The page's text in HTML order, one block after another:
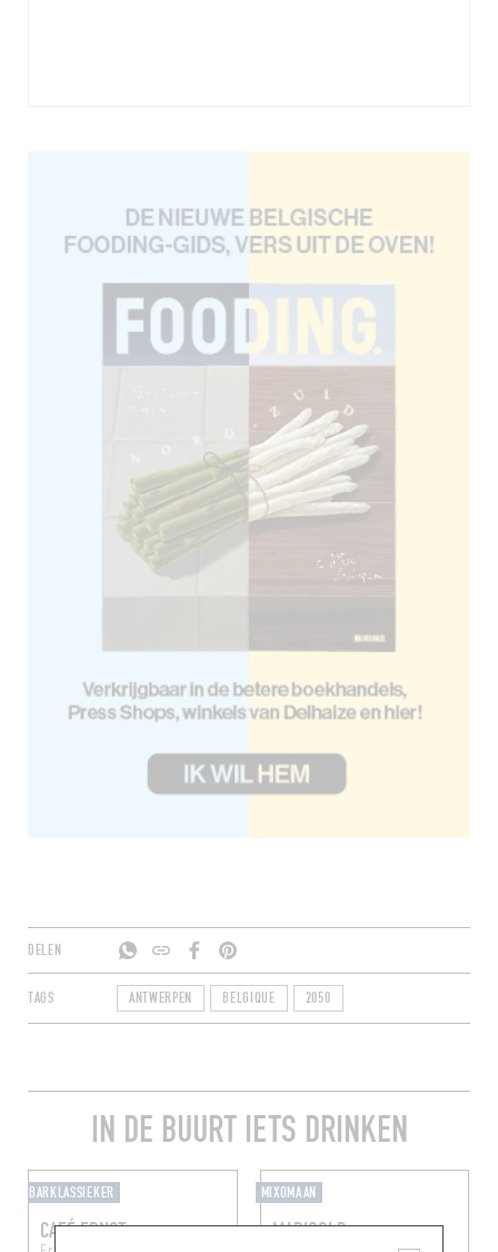
DELEN
TAGS ANTWERPEN BELGIQUE 2050
IN DE BUURT IETS DRINKEN
BARKLASSIEKER
CAFÉ ERNST
MIXOMAAN
MARIGOLD